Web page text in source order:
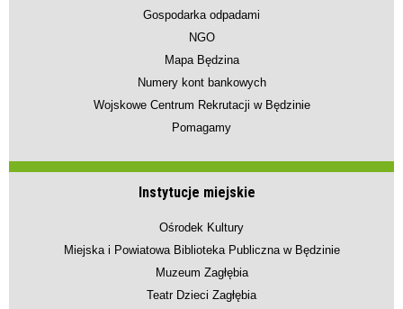
Gospodarka odpadami
NGO
Mapa Będzina
Numery kont bankowych
Wojskowe Centrum Rekrutacji w Będzinie
Pomagamy
Instytucje miejskie
Ośrodek Kultury
Miejska i Powiatowa Biblioteka Publiczna w Będzinie
Muzeum Zagłębia
Teatr Dzieci Zagłębia